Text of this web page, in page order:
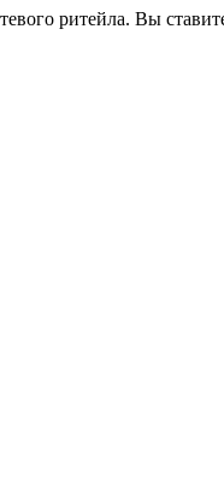
ритейла. Вы